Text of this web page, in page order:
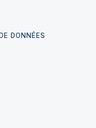
DONNÉES